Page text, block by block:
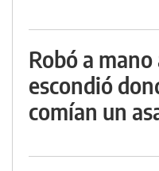
Robó a
escondió
comían un